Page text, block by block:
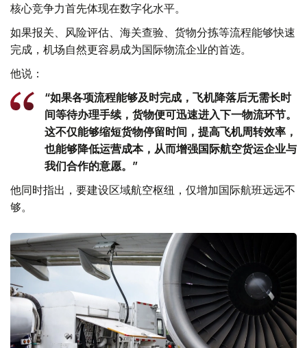
核心竞争力首先体现在数字化水平。
如果报关、风险评估、海关查验、货物分拣等流程能够快速
完成，机场自然更容易成为国际物流企业的首选。
他说：
“如果各项流程能够及时完成，飞机降落后无需长时
间等待办理手续，货物便可迅速进入下一物流环节。
这不仅能够缩短货物停留时间，提高飞机周转效率，
也能够降低运营成本，从而增强国际航空货运企业与
我们合作的意愿。”
他同时指出，要建设区域航空枢纽，仅增加国际航班远远不
够。